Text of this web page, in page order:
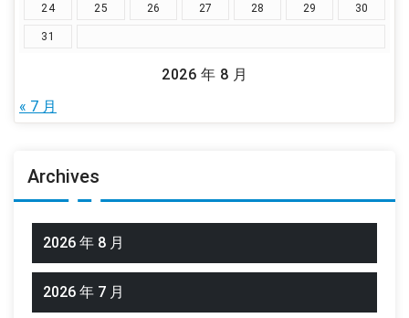
2026 年 8 月
24 25 26 27 28 29 30
31
« 7 月
Archives
2026 年 8 月
2026 年 7 月